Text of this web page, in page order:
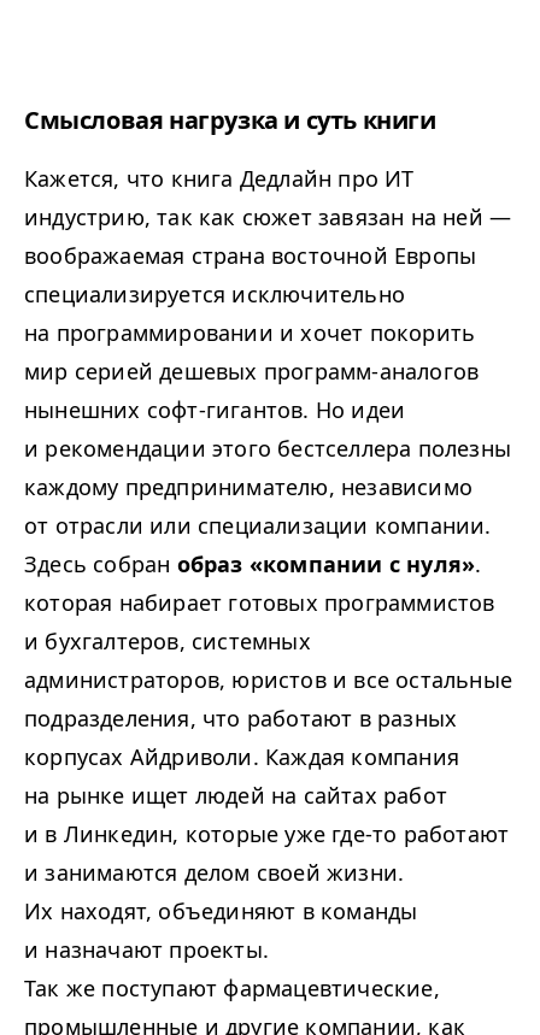
Смысловая нагрузка и суть книги
Кажется, что книга Дедлайн про ИТ
индустрию, так как сюжет завязан на ней —
воображаемая страна восточной Европы
специализируется исключительно
на программировании и хочет покорить
мир серией дешевых программ-аналогов
нынешних софт-гигантов. Но идеи
и рекомендации этого бестселлера полезны
каждому предпринимателю, независимо
от отрасли или специализации компании.
Здесь собран образ «компании с нуля».
которая набирает готовых программистов
и бухгалтеров, системных
администраторов, юристов и все остальные
подразделения, что работают в разных
корпусах Айдриволи. Каждая компания
на рынке ищет людей на сайтах работ
и в Линкедин, которые уже где-то работают
и занимаются делом своей жизни.
Их находят, объединяют в команды
и назначают проекты.
Так же поступают фармацевтические,
промышленные и другие компании, как